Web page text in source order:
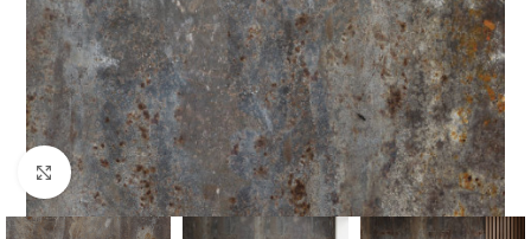
Click to enlarge